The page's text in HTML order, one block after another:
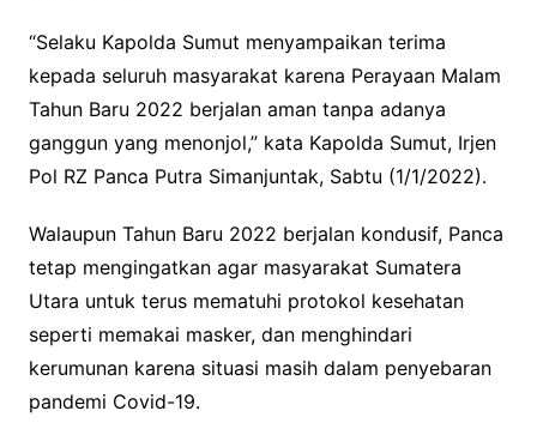
“Selaku Kapolda Sumut menyampaikan terima
kepada seluruh masyarakat karena Perayaan Malam
Tahun Baru 2022 berjalan aman tanpa adanya
ganggun yang menonjol,” kata Kapolda Sumut, Irjen
Pol RZ Panca Putra Simanjuntak, Sabtu (1/1/2022).
Walaupun Tahun Baru 2022 berjalan kondusif, Panca
tetap mengingatkan agar masyarakat Sumatera
Utara untuk terus mematuhi protokol kesehatan
seperti memakai masker, dan menghindari
kerumunan karena situasi masih dalam penyebaran
pandemi Covid-19.